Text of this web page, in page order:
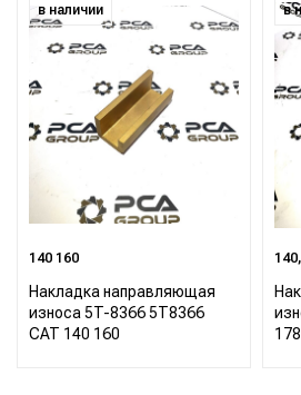
в наличии
140 160
Накладка направляющая
износа 5T-8366 5T8366
CAT 140 160
в